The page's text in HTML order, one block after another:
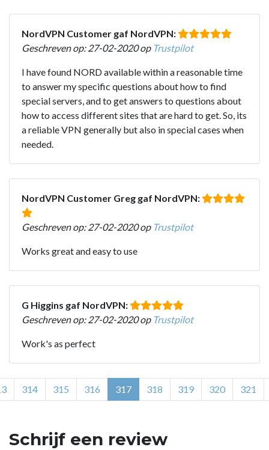
NordVPN Customer gaf NordVPN:
Geschreven op: 27-02-2020 op Trustpilot
I have found NORD available within a reasonable time
to answer my specific questions about how to find
special servers, and to get answers to questions about
how to access different sites that are hard to get. So, its
a reliable VPN generally but also in special cases when
needed.
NordVPN Customer Greg gaf NordVPN:
Geschreven op: 27-02-2020 op Trustpilot
Works great and easy to use
G Higgins gaf NordVPN:
Geschreven op: 27-02-2020 op Trustpilot
Work's as perfect
314 315 316 317 318 319 320 321
Schrijf een review